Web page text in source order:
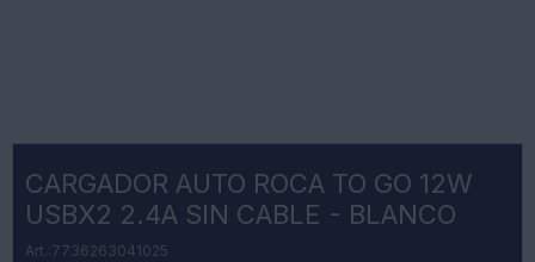
CARGADOR AUTO ROCA TO GO 12W
USBX2 2.4A SIN CABLE - BLANCO
7736263041025